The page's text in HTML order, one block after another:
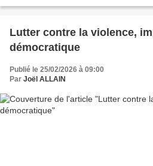
Lutter contre la violence,
démocratique
Publié le 25/02/2026 à 09:00
Par Joël ALLAIN